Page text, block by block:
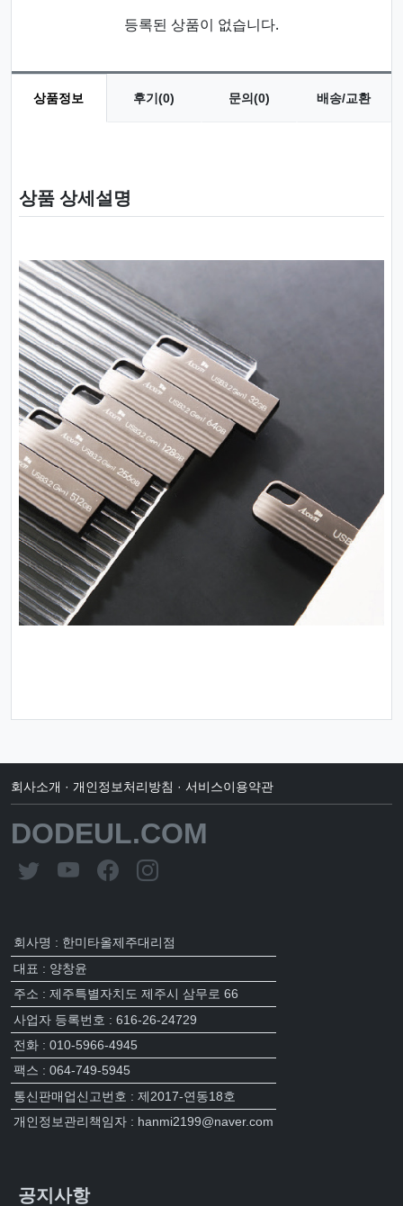
등록된 상품이 없습니다.
상품정보 후기(0) 문의(0) 배송/교환
상품 상세설명
회사소개 · 개인정보처리방침 · 서비스이용약관
DODEUL.COM
회사명 : 한미타올제주대리점
대표 : 양창윤
주소 : 제주특별자치도 제주시 삼무로 66
사업자 등록번호 : 616-26-24729
전화 : 010-5966-4945
팩스 : 064-749-5945
통신판매업신고번호 : 제2017-연동18호
개인정보관리책임자 : hanmi2199@naver.com
공지사항